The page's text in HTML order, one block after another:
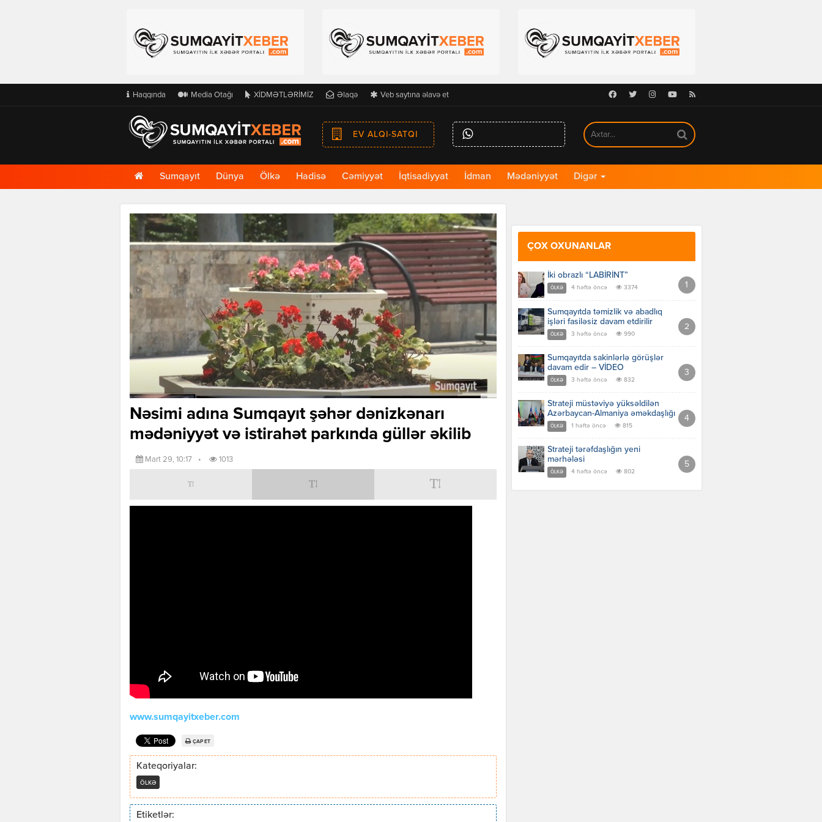
Haqqında Media Otağı XİDMƏTLƏRİMİZ Əlaqə Veb saytına əlavə et Facebook
TwitterInstagramYoutubeRSS
EV ALQI-SATQI
Ana
Səhifə
Sumqayıt Dünya Ölkə Hadisə Cəmiyyət İqtisadiyyat İdman Mədəniyyət Digər
Nəsimi adına Sumqayıt şəhər dənizkənarı
mədəniyyət və istirahət parkında güllər əkilib
Mart 29, 10:17 • 1013
www.sumqayitxeber.com
ÇAP ET
Kateqoriyalar:
ÖLKƏ
Etiketlər:
ÇOX OXUNANLAR
İki obrazlı “LABİRİNT”
ÖLKƏ 4 həftə öncə 3374
Sumqayıtda təmizlik və abadlıq
işləri fasiləsiz davam etdirilir
ÖLKƏ 3 həftə öncə 990
Sumqayıtda sakinlərlə görüşlər
davam edir – VİDEO
ÖLKƏ 3 həftə öncə 832
Strateji müstəviyə yüksəldilən
Azərbaycan-Almaniya əməkdaşlığı
ÖLKƏ 1 həftə öncə 815
Strateji tərəfdaşlığın yeni
mərhələsi
ÖLKƏ 4 həftə öncə 802